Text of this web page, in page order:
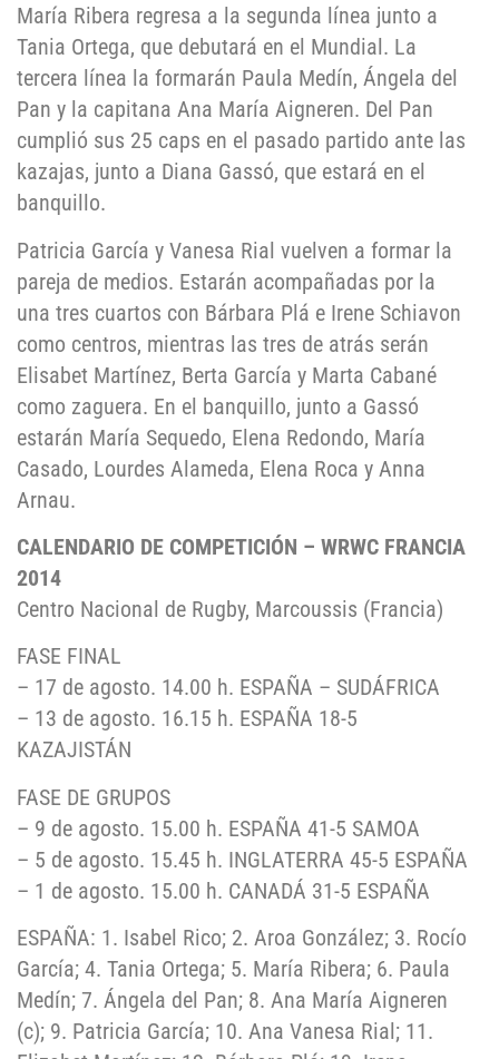
María Ribera regresa a la segunda línea junto a
Tania Ortega, que debutará en el Mundial. La
tercera línea la formarán Paula Medín, Ángela del
Pan y la capitana Ana María Aigneren. Del Pan
cumplió sus 25 caps en el pasado partido ante las
kazajas, junto a Diana Gassó, que estará en el
banquillo.
Patricia García y Vanesa Rial vuelven a formar la
pareja de medios. Estarán acompañadas por la
una tres cuartos con Bárbara Plá e Irene Schiavon
como centros, mientras las tres de atrás serán
Elisabet Martínez, Berta García y Marta Cabané
como zaguera. En el banquillo, junto a Gassó
estarán María Sequedo, Elena Redondo, María
Casado, Lourdes Alameda, Elena Roca y Anna
Arnau.
CALENDARIO DE COMPETICIÓN – WRWC FRANCIA
2014
Centro Nacional de Rugby, Marcoussis (Francia)
FASE FINAL
– 17 de agosto. 14.00 h. ESPAÑA – SUDÁFRICA
– 13 de agosto. 16.15 h. ESPAÑA 18-5
KAZAJISTÁN
FASE DE GRUPOS
– 9 de agosto. 15.00 h. ESPAÑA 41-5 SAMOA
– 5 de agosto. 15.45 h. INGLATERRA 45-5 ESPAÑA
– 1 de agosto. 15.00 h. CANADÁ 31-5 ESPAÑA
ESPAÑA: 1. Isabel Rico; 2. Aroa González; 3. Rocío
García; 4. Tania Ortega; 5. María Ribera; 6. Paula
Medín; 7. Ángela del Pan; 8. Ana María Aigneren
(c); 9. Patricia García; 10. Ana Vanesa Rial; 11.